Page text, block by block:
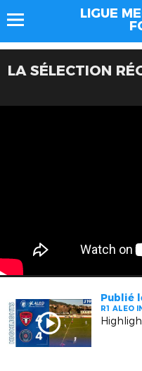
LIGUE
LA SÉLECTION
Publié
R1 ALEO